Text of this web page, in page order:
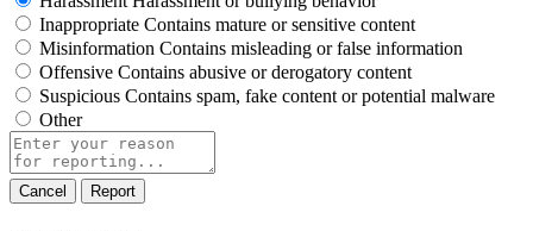
Inappropriate Contains mature or sensitive content
Misinformation Contains misleading or false information
Offensive Contains abusive or derogatory content
Suspicious Contains spam, fake content or potential malware
Other
Report
note
Report